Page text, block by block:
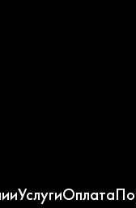
УслугиОплата